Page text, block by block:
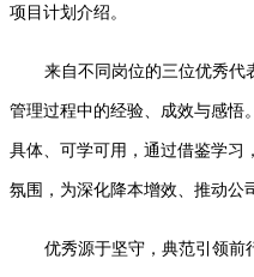
项目计划介绍。
来自不同岗位的三位优秀代
管理过程中的经验、成效与感悟
具体、可学可用，通过借鉴学习
氛围，为深化降本增效、推动公
优秀源于坚守，典范引领前